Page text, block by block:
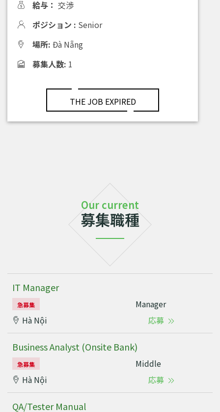
給与： 交渉
ポジション : Senior
場所: Đà Nẵng
募集人数: 1
THE JOB EXPIRED
Our current
募集職種
IT Manager
急募集
Manager
Hà Nội
応募
Business Analyst (Onsite Bank)
急募集
Middle
Hà Nội
応募
QA/Tester Manual